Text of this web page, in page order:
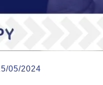
05/2024